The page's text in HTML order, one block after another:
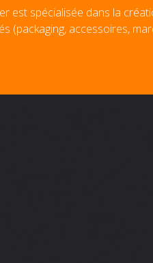
est spécialisée dans la
(packaging, accessoires,